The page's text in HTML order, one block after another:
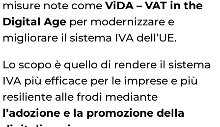
misure note come ViDA – VAT in the
Digital Age per modernizzare e
migliorare il sistema IVA dell’UE.
Lo scopo è quello di rendere il sistema
IVA più efficace per le imprese e più
resiliente alle frodi mediante
l’adozione e la promozione della